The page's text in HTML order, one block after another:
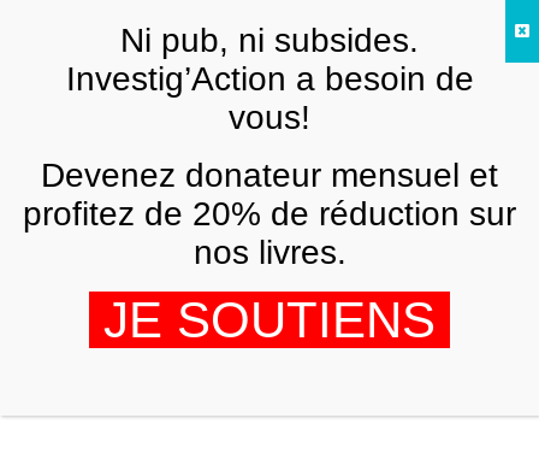
Front Populaire de Libération de la
FRNi pub, ni subsides.
Investig’Action a besoin de
vous!
Devenez donateur mensuel et
profitez de 20% de réduction sur
nos livres.
JE SOUTIENS